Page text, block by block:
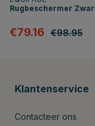
Rugbeschermer
€79.16 €98.95
Klantenservice
Contacteer ons